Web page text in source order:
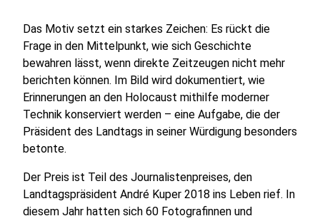
Das Motiv setzt ein starkes Zeichen: Es rückt die
Frage in den Mittelpunkt, wie sich Geschichte
bewahren lässt, wenn direkte Zeitzeugen nicht mehr
berichten können. Im Bild wird dokumentiert, wie
Erinnerungen an den Holocaust mithilfe moderner
Technik konserviert werden – eine Aufgabe, die der
Präsident des Landtags in seiner Würdigung besonders
betonte.
Der Preis ist Teil des Journalistenpreises, den
Landtagspräsident André Kuper 2018 ins Leben rief. In
diesem Jahr hatten sich 60 Fotografinnen und